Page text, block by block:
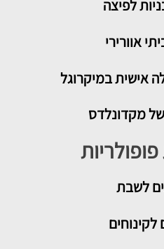
לפיצה
אוורירי
אישית במיקרוגל
מקדונלדס
לשבת
לקינוחים